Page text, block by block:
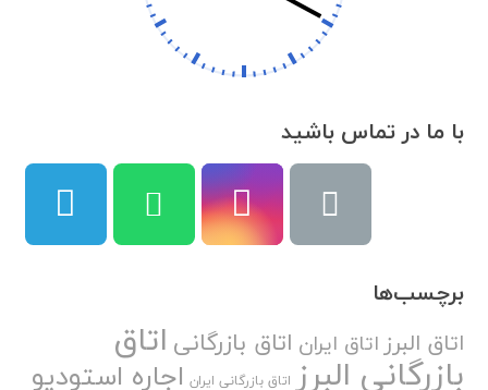
با ما در تماس باشید
برچسب‌ها
اتاق البرز اتاق ایران اتاق بازرگانی اتاق
بازرگانی البرز اتاق بازرگانی ایران اجاره استودیو